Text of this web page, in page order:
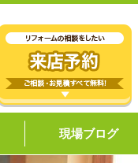
現場ブログ